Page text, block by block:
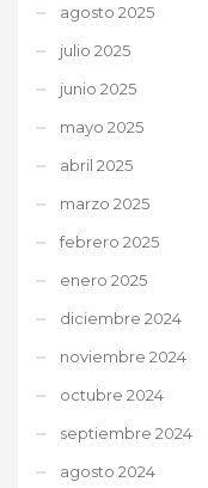
agosto 2025
julio 2025
junio 2025
mayo 2025
abril 2025
marzo 2025
febrero 2025
enero 2025
diciembre 2024
noviembre 2024
octubre 2024
septiembre 2024
agosto 2024